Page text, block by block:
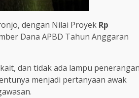
dengan Nilai Proyek Rp
Dana APBD Tahun Anggaran
dan tidak ada lampu
menjadi pertanyaan awak